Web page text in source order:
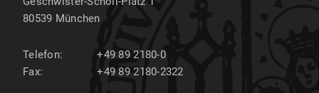
80539 München
Telefon:
+49 89 2180-0
Fax:
+49 89 2180-2322